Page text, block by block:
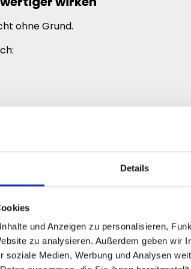
Details
und Anzeigen zu personalisieren,
zu analysieren. Außerdem geben wir
soziale Medien, Werbung und Analysen
ohne Grund.
massiv, wie ein Beitrag
mehr Aufmerksamkeit auf sich.
die bereits Interesse erzeugen.